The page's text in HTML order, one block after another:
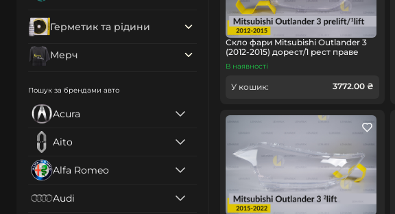
Герметик та рідини
Мерч
Пошук за брендами авто
Acura
Aito
Alfa Romeo
Audi
Скло фари Mitsubishi Outlander 3
(2012-2015) дорест/1 рест праве
В наявності
У кошик: 3772.00 ₴